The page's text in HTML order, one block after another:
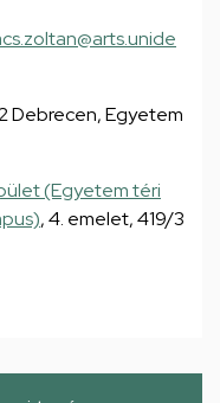
Debrecen, Egyetem
(Egyetem téri
, 4. emelet, 419/3